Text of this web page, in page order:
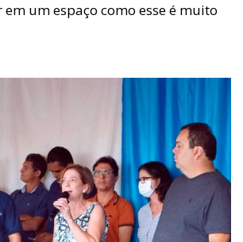
em um espaço como esse é muito